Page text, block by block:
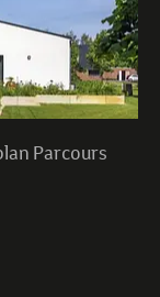
Parcours